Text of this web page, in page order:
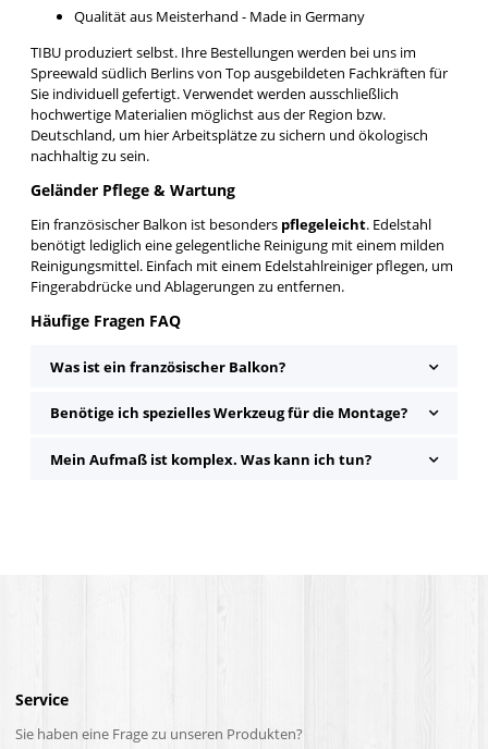
Qualität aus Meisterhand - Made in Germany
TIBU produziert selbst. Ihre Bestellungen werden bei uns im
Spreewald südlich Berlins von Top ausgebildeten Fachkräften für
Sie individuell gefertigt. Verwendet werden ausschließlich
hochwertige Materialien möglichst aus der Region bzw.
Deutschland, um hier Arbeitsplätze zu sichern und ökologisch
nachhaltig zu sein.
Geländer Pflege & Wartung
Ein französischer Balkon ist besonders pflegeleicht. Edelstahl
benötigt lediglich eine gelegentliche Reinigung mit einem milden
Reinigungsmittel. Einfach mit einem Edelstahlreiniger pflegen, um
Fingerabdrücke und Ablagerungen zu entfernen.
Häufige Fragen FAQ
Was ist ein französischer Balkon?
Benötige ich spezielles Werkzeug für die Montage?
Mein Aufmaß ist komplex. Was kann ich tun?
Service
Sie haben eine Frage zu unseren Produkten?